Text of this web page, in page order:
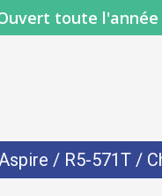
toute l'année
/ R5-571T/